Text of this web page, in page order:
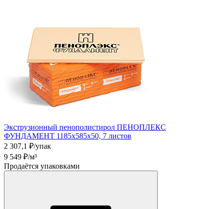
Экструзионный пенополистирол ПЕНОПЛЕКС
ФУНДАМЕНТ 1185х585х50, 7 листов
2 307,1 ₽/упак
9 549 ₽/м³
Продаётся упаковками